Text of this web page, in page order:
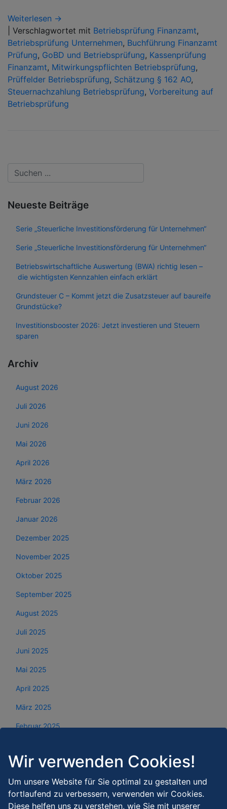
Weiterlesen →
Verschlagwortet mit Betriebsprüfung Finanzamt,
Betriebsprüfung Unternehmen, Buchführung Finanzamt
Prüfung, GoBD und Betriebsprüfung, Kassenprüfung
Finanzamt, Mitwirkungspflichten Betriebsprüfung,
Prüffelder Betriebsprüfung, Schätzung § 162 AO,
Steuernachzahlung Betriebsprüfung, Vorbereitung auf
Betriebsprüfung
Neueste Beiträge
Serie „Steuerliche Investitionsförderung für Unternehmen“
Serie „Steuerliche Investitionsförderung für Unternehmen“
Betriebswirtschaftliche Auswertung (BWA) richtig lesen –
die wichtigsten Kennzahlen einfach erklärt
Grundsteuer C – Kommt jetzt die Zusatzsteuer auf baureife
Grundstücke?
Investitionsbooster 2026: Jetzt investieren und Steuern
sparen
Archiv
August 2026
Juli 2026
Juni 2026
Mai 2026
April 2026
März 2026
Februar 2026
Januar 2026
Dezember 2025
November 2025
Oktober 2025
September 2025
August 2025
Juli 2025
Juni 2025
Mai 2025
April 2025
März 2025
Februar 2025
Dezember 2024
November 2024
Oktober 2024
Wir verwenden Cookies!
Um unsere Website für Sie optimal zu gestalten und
fortlaufend zu verbessern, verwenden wir Cookies.
Diese helfen uns zu verstehen, wie Sie mit unserer